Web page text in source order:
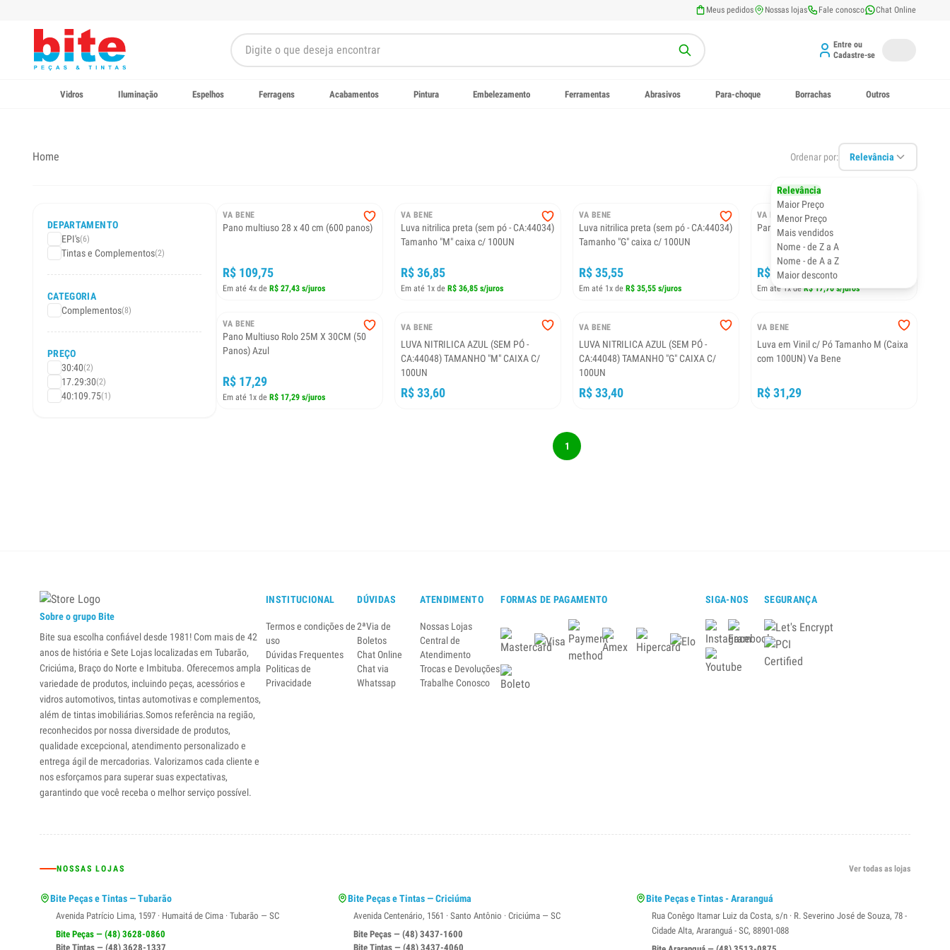
Meus pedidos Nossas lojas Fale conosco Chat Online
Entre ou
Cadastre-se
Vidros Iluminação Espelhos Ferragens Acabamentos Pintura Embelezamento Ferramentas Abrasivos Para-choque Borrachas Outros
Home Ordenar por: Relevância
Relevância
Maior Preço
Menor Preço
Mais vendidos
Nome - de Z a A
Nome - de A a Z
Maior desconto
DEPARTAMENTO
EPI's(6)
Tintas e Complementos(2)
CATEGORIA
Complementos(8)
PREÇO
30:40(2)
17.29:30(2)
40:109.75(1)
VA BENE
Pano multiuso 28 x 40 cm (600 panos)
R$ 109,75
Em até 4x de R$ 27,43 s/juros
VA BENE
Luva nitrilica preta (sem pó - CA:44034)
Tamanho "M" caixa c/ 100UN
R$ 36,85
Em até 1x de R$ 36,85 s/juros
VA BENE
Luva nitrilica preta (sem pó - CA:44034)
Tamanho "G" caixa c/ 100UN
R$ 35,55
Em até 1x de R$ 35,55 s/juros
VA BENE
Parabrisa TIGGO 8 22/ COM SENSOR
R$ 17,70
Em até 1x deR$ 17,70 s/juros
VA BENE
Pano Multiuso Rolo 25M X 30CM (50
Panos) Azul
R$ 17,29
Em até 1x de R$ 17,29 s/juros
VA BENE
LUVA NITRILICA AZUL (SEM PÓ -
CA:44048) TAMANHO "M" CAIXA C/
100UN
R$ 33,60
VA BENE
LUVA NITRILICA AZUL (SEM PÓ -
CA:44048) TAMANHO "G" CAIXA C/
100UN
R$ 33,40
VA BENE
Luva em Vinil c/ Pó Tamanho M (Caixa
com 100UN) Va Bene
R$ 31,29
1
Sobre o grupo Bite
Bite sua escolha confiável desde 1981! Com mais de 42
anos de história e Sete Lojas localizadas em Tubarão,
Criciúma, Braço do Norte e Imbituba. Oferecemos ampla
variedade de produtos, incluindo peças, acessórios e
vidros automotivos, tintas automotivas e complementos,
além de tintas imobiliárias.Somos referência na região,
reconhecidos por nossa diversidade de produtos,
qualidade excepcional, atendimento personalizado e
entrega ágil de mercadorias. Valorizamos cada cliente e
nos esforçamos para superar suas expectativas,
garantindo que você receba o melhor serviço possível.
INSTITUCIONAL
Termos e condições de
uso
Dúvidas Frequentes
Politicas de
Privacidade
DÚVIDAS
2ªVia de
Boletos
Chat Online
Chat via
Whatssap
ATENDIMENTO
Nossas Lojas
Central de
Atendimento
Trocas e Devoluções
Trabalhe Conosco
FORMAS DE PAGAMENTO SIGA-NOS SEGURANÇA
NOSSAS LOJAS Ver todas as lojas
Bite Peças e Tintas — Tubarão
Avenida Patrício Lima, 1597 · Humaitá de Cima · Tubarão — SC
Bite Peças — (48) 3628-0860
Bite Tintas — (48) 3628-1337
Bite Peças e Tintas — Criciúma
Avenida Centenário, 1561 · Santo Antônio · Criciúma — SC
Bite Peças — (48) 3437-1600
Bite Tintas — (48) 3437-4060
Bite Peças e Tintas - Araranguá
Rua Conêgo Itamar Luiz da Costa, s/n · R. Severino José de Souza, 78 -
Cidade Alta, Araranguá - SC, 88901-088